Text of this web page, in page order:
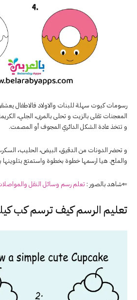
رسومات كيوت سهلة للبنات والاولاد فالاطفال
المعجنات تقلى بالزيت و تحلى بالمربى، الجلي،
و تتخذ عادة الشكل الدائري المجوف أو المصمت.
و تحضر الدونات من الدقيق، البيض، الحليب، السكر،
والملح. هيا ارسمها خطوة بخطوة واستمتع بتلوينها
⇐شاهد بالصور : تعلم رسم وسائل النقل
تعليم الرسم كيف ترسم كب